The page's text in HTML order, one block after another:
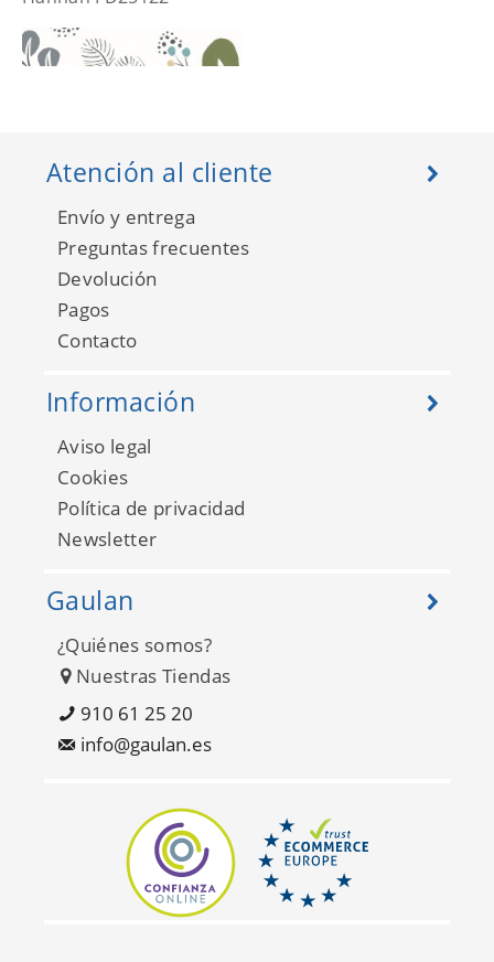
Hannah FD25123
Hannah FD26500
Atención al cliente
Envío y entrega
Preguntas frecuentes
Devolución
Pagos
Contacto
Información
Aviso legal
Cookies
Política de privacidad
Newsletter
Gaulan
¿Quiénes somos?
Nuestras Tiendas
910 61 25 20
info@gaulan.es